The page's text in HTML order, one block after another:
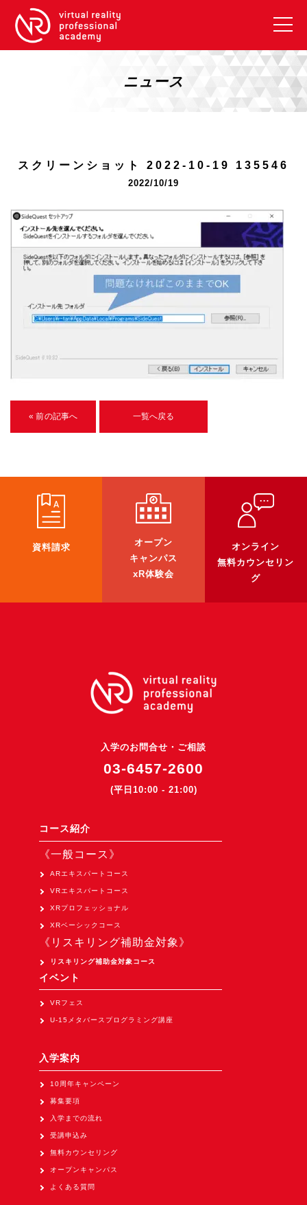
VRアカデミーとは
【2026年10月】ARエキスパートコース
【2026年10月】XRプロフェッショナル
リスキリング補助金対象コース説明
U-15メタバースプログラミング講座
入学案内
受講生紹介
イベント
《最新プロダクト》
MR体験型研修プラットフォーム『LegacyLink XR』2025年10月
バーチャルイベントプラットフォーム『MetaLiveStage』2025年
3D空間キャプチャーアプリ『Qoocan』
製造現場を革新する！『XR Worksupport Hub』開発中
>XR Museum『Artlogue』開発中
Unity研修
Apple Vision Pro アプリ開発研修
《研究会》
XRビジネスフォーラム
《展示会》
（1/8～10東京ビッグサイト）に出展。
オートモーティブワールド2026
（1/21～23東京ビッグサイト）に出展。
Tsumiki Community Day 2026
（5/27～28 秋葉原UDX）に出展。
求人申込み
ニュース
スクリーンショット 2022-10-19 135546
2022/10/19
« 前の記事へ 一覧へ戻る
資料請求
オープン
キャンパス
xR体験会
オンライン
無料カウンセリン
グ
入学のお問合せ・ご相談
03-6457-2600
(平日10:00 - 21:00)
コース紹介
《一般コース》
ARエキスパートコース
VRエキスパートコース
XRプロフェッショナル
XRベーシックコース
《リスキリング補助金対象》
リスキリング補助金対象コース
イベント
VRフェス
U-15メタバースプログラミング講座
入学案内
10周年キャンペーン
募集要項
入学までの流れ
受講申込み
無料カウンセリング
オープンキャンパス
よくある質問